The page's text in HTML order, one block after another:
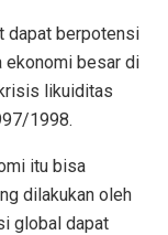
dapat berpotensi
ekonomi besar di
likuiditas
1998.
itu bisa
dilakukan oleh
global dapat